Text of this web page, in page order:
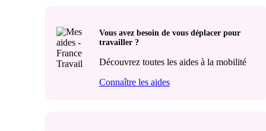
Vous avez besoin de vous déplacer pour
travailler ?
Découvrez toutes les aides à la mobilité
Connaître les aides